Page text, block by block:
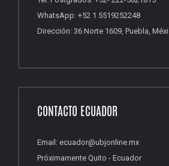
WhatsApp: +52 1 5519252248
Dirección: 36 Norte 1609, Puebla,
CONTACTO ECUADOR
Email: ecuador@ubjonline.mx
Próximamente Quito - Ecuador